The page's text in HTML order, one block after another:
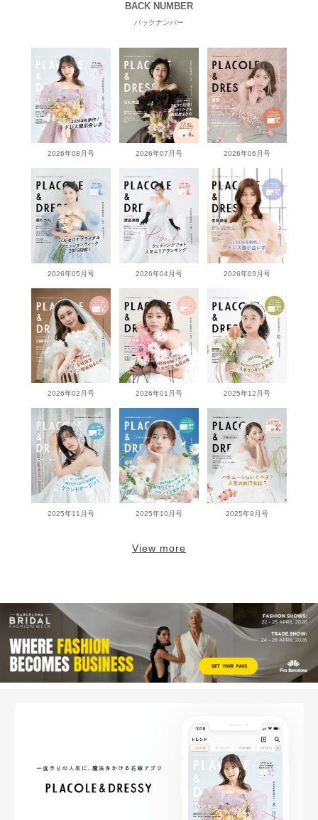
BACK NUMBER
バックナンバー
2026年08月号 2026年07月号 2026年06月号
2026年05月号 2026年04月号 2026年03月号
2026年02月号 2026年01月号 2025年12月号
2025年11月号 2025年10月号 2025年9月号
View more